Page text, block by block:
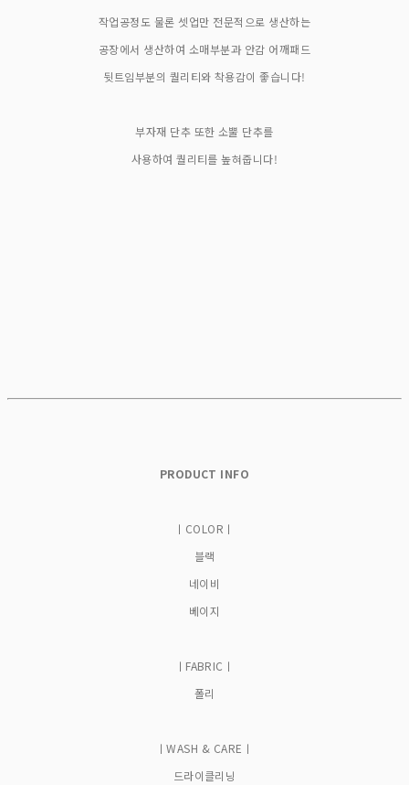
작업공정도 물론 셋업만 전문적으로 생산하는
공장에서 생산하여 소매부분과 안감 어깨패드
뒷트임부분의 퀄리티와 착용감이 좋습니다!
부자재 단추 또한 소뿔 단추를
사용하여 퀄리티를 높혀줍니다!
PRODUCT INFO
ㅣCOLORㅣ
블랙
네이비
베이지
ㅣFABRICㅣ
폴리
ㅣWASH & CAREㅣ
드라이클리닝